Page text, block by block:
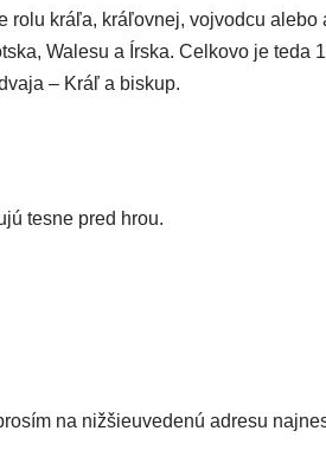
rolu krá­ľa, krá­ľov­nej, voj­vod­cu
Walesu a Írska. Celkovo je teda
– Kráľ a biskup.
tes­ne pred hrou.
na niž­šie­uve­de­nú adre­su